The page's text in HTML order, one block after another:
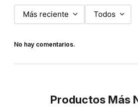
Más reciente Todos
No hay comentarios.
Productos Más